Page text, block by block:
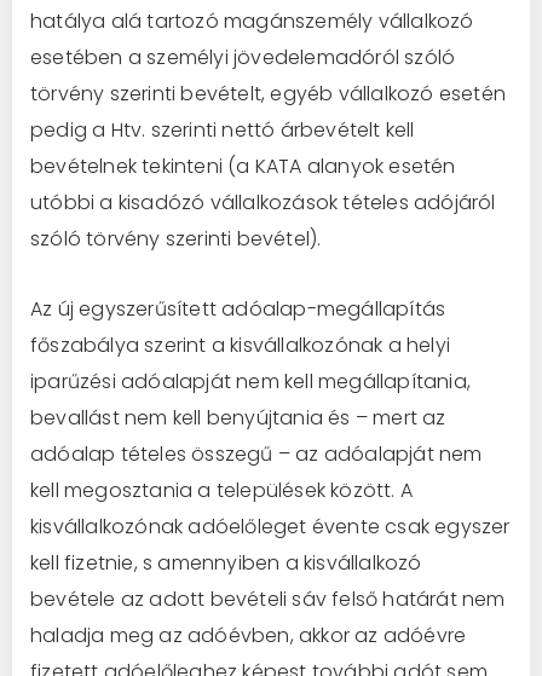
hatálya alá tartozó magánszemély vállalkozó
esetében a személyi jövedelemadóról szóló
törvény szerinti bevételt, egyéb vállalkozó esetén
pedig a Htv. szerinti nettó árbevételt kell
bevételnek tekinteni (a KATA alanyok esetén
utóbbi a kisadózó vállalkozások tételes adójáról
szóló törvény szerinti bevétel).
Az új egyszerűsített adóalap-megállapítás
főszabálya szerint a kisvállalkozónak a helyi
iparűzési adóalapját nem kell megállapítania,
bevallást nem kell benyújtania és – mert az
adóalap tételes összegű – az adóalapját nem
kell megosztania a települések között. A
kisvállalkozónak adóelőleget évente csak egyszer
kell fizetnie, s amennyiben a kisvállalkozó
bevétele az adott bevételi sáv felső határát nem
haladja meg az adóévben, akkor az adóévre